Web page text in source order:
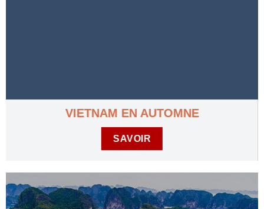
VIETNAM EN AUTOMNE
SAVOIR